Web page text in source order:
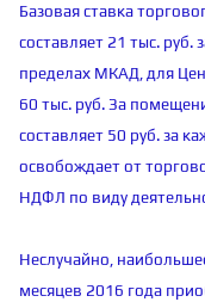
Базовая ставка
составляет 21 тыс.
пределах МКАД, для
60 тыс. руб. За
составляет 50 руб. за
освобождает от
НДФЛ по виду
Неслучайно,
месяцев 2016 года